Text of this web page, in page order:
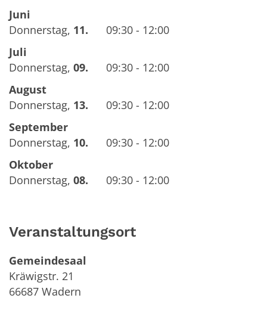
Juni
Donnerstag, 11.
09:30 - 12:00
Juli
Donnerstag, 09.
09:30 - 12:00
August
Donnerstag, 13.
09:30 - 12:00
September
Donnerstag, 10.
09:30 - 12:00
Oktober
Donnerstag, 08. 09:30 - 12:00
Veranstaltungsort
Gemeindesaal
Kräwigstr. 21
66687 Wadern